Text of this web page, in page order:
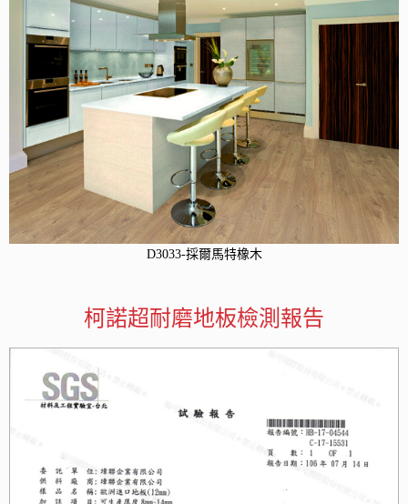
D3033-採爾馬特橡木
柯諾超耐磨地板檢測報告